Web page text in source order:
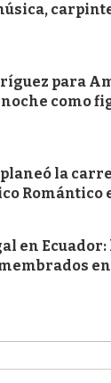
para
como
la
Romántico
en